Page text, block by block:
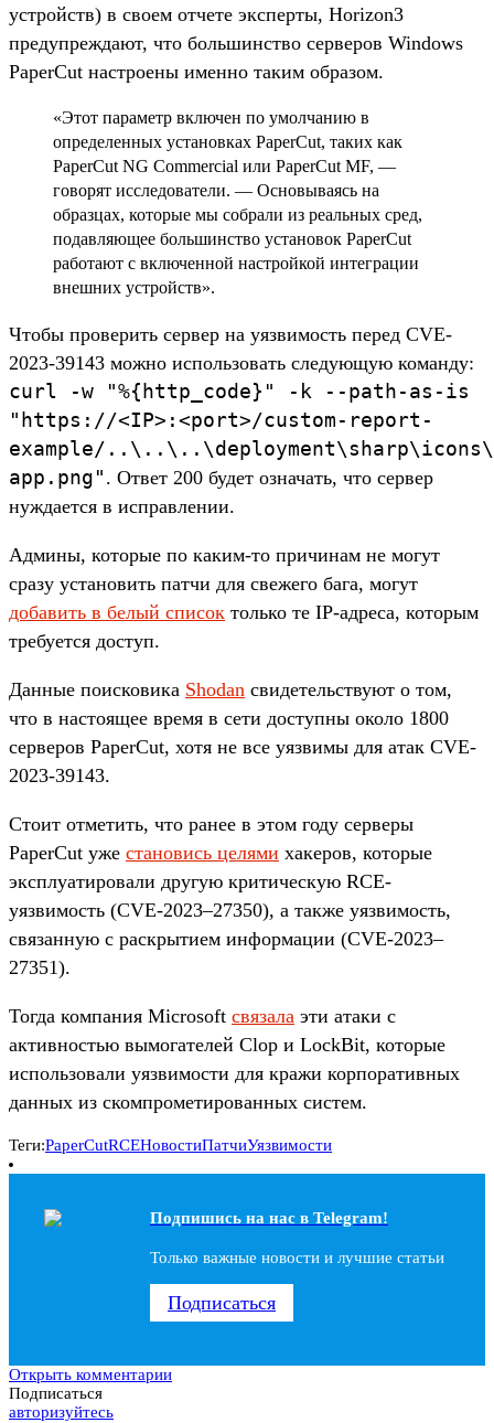
устройств) в своем отчете эксперты, Horizon3
предупреждают, что большинство серверов Windows
PaperCut настроены именно таким образом.
«Этот параметр включен по умолчанию в
определенных установках PaperCut, таких как
PaperCut NG Commercial или PaperCut MF, —
говорят исследователи. — Основываясь на
образцах, которые мы собрали из реальных сред,
подавляющее большинство установок PaperCut
работают с включенной настройкой интеграции
внешних устройств».
Чтобы проверить сервер на уязвимость перед CVE-
2023-39143 можно использовать следующую команду:
curl -w "%{http_code}" -k --path-as-is
"https://<IP>:<port>/custom-report-
example/
app.png" . Ответ 200 будет означать, что сервер
нуждается в исправлении.
Админы, которые по каким-то причинам не могут
сразу установить патчи для свежего бага, могут
добавить в белый список только те IP-адреса, которым
требуется доступ.
Данные поисковика Shodan свидетельствуют о том,
что в настоящее время в сети доступны около 1800
серверов PaperCut, хотя не все уязвимы для атак CVE-
2023-39143.
Стоит отметить, что ранее в этом году серверы
PaperCut уже становись целями хакеров, которые
эксплуатировали другую критическую RCE-
уязвимость (CVE-2023–27350), а также уязвимость,
связанную с раскрытием информации (CVE-2023–
27351).
Тогда компания Microsoft связала эти атаки с
активностью вымогателей Clop и LockBit, которые
использовали уязвимости для кражи корпоративных
данных из скомпрометированных систем.
Теги:PaperCutRCEНовостиПатчиУязвимости
Подпишись на наc в Telegram!
Только важные новости и лучшие статьи
Подписаться
Открыть комментарии
Подписаться
авторизуйтесь